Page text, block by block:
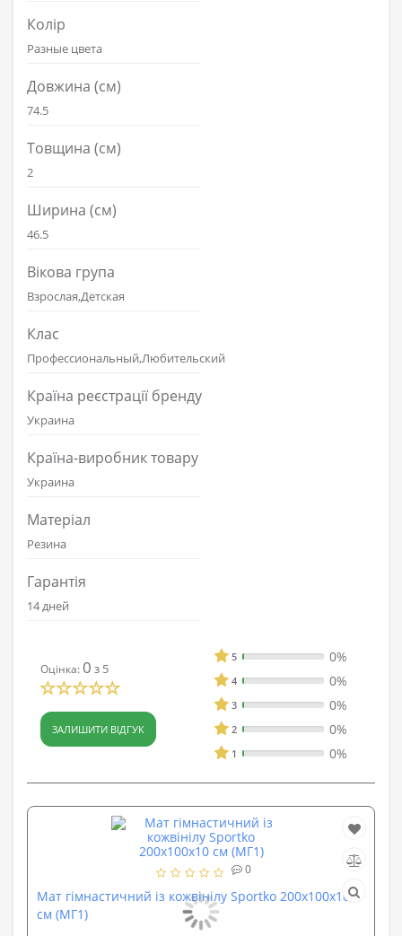
Колір
Разные цвета
Довжина (см)
74.5
Товщина (см)
2
Ширина (см)
46.5
Вікова група
Взрослая,Детская
Клас
Профессиональный,Любительский
Країна реєстрації бренду
Украина
Країна-виробник товару
Украина
Матеріал
Резина
Гарантія
14 дней
Оцінка: 0 з 5
ЗАЛИШИТИ ВІДГУК
5 0%
4 0%
3 0%
2 0%
1 0%
0
Мат гімнастичний із кожвінілу Sportko 200х100х10
см (МГ1)